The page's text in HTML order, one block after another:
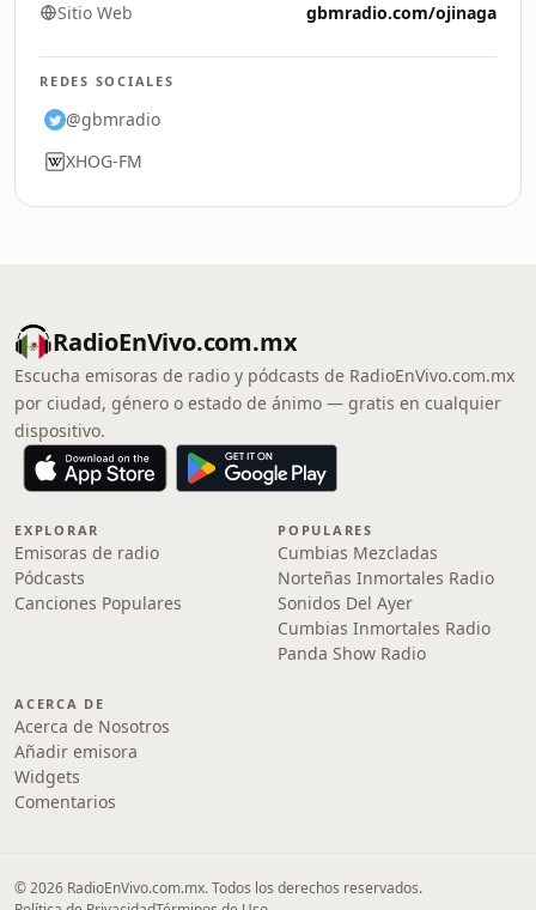
Sitio Web gbmradio.com/ojinaga
REDES SOCIALES
@gbmradio
XHOG-FM
RadioEnVivo.com.mx
Escucha emisoras de radio y pódcasts de RadioEnVivo.com.mx
por ciudad, género o estado de ánimo — gratis en cualquier
dispositivo.
EXPLORAR
Emisoras de radio
Pódcasts
Canciones Populares
POPULARES
Cumbias Mezcladas
Norteñas Inmortales Radio
Sonidos Del Ayer
Cumbias Inmortales Radio
Panda Show Radio
ACERCA DE
Acerca de Nosotros
Añadir emisora
Widgets
Comentarios
© 2026 RadioEnVivo.com.mx. Todos los derechos reservados.